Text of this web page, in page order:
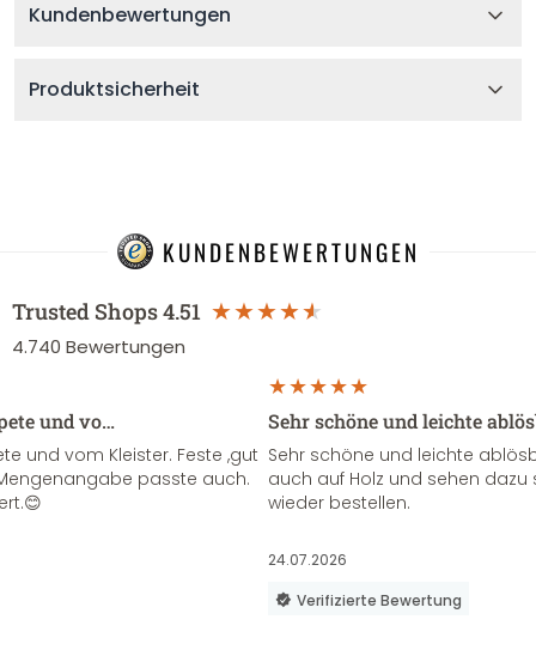
Kundenbewertungen
Produktsicherheit
KUNDENBEWERTUNGEN
Trusted Shops4.51
4.740 Bewertungen
und vo…
und vom Kleister. Feste ,gut
passte auch.
Sehr schöne und leichte
Sehr schöne und leichte
auch auf Holz und sehen
wieder bestellen.
24.07.2026
Verifizierte Bewertung